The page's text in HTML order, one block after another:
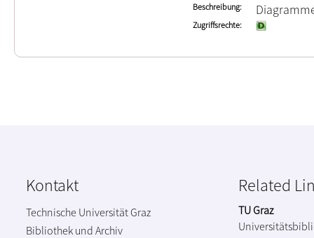
Beschreibung
Zugriffsrechte
Kontakt
Technische Universität Graz
Bibliothek und Archiv
Related
TU Graz